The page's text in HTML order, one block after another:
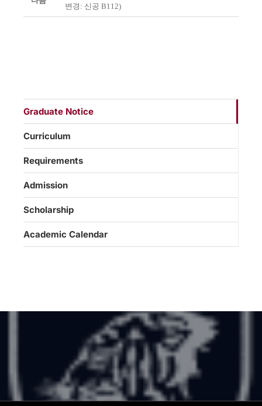
변경: 신공 B112)
Graduate Notice
Curriculum
Requirements
Admission
Scholarship
Academic Calendar